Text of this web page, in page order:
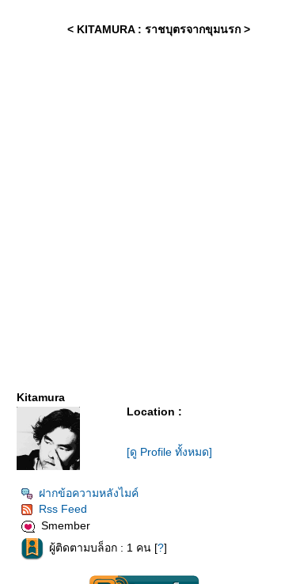
< KITAMURA : ราชบุตรจากขุมนรก >
Kitamura
Location :
[ดู Profile ทั้งหมด]
ฝากข้อความหลังไมค์
Rss Feed
Smember
ผู้ติดตามบล็อก : 1 คน [?]